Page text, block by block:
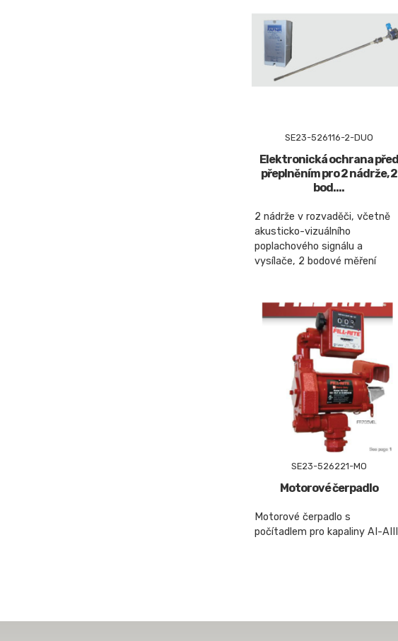
SE23-526116-2-DUO
Elektronická ochrana před
přeplněním pro 2 nádrže, 2
bod....
2 nádrže v rozvaděči, včetně
akusticko-vizuálního
poplachového signálu a
vysílače, 2 bodové měření
SE23-526221-MO
Motorové čerpadlo
Motorové čerpadlo s
počítadlem pro kapaliny AI-AIII